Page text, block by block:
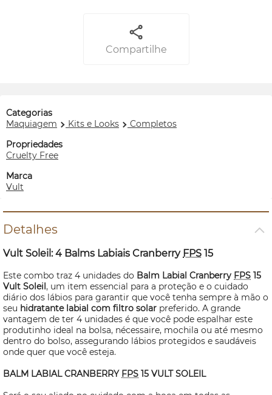
Compartilhe
Categorias
Maquiagem
Kits e Looks
Completos
Propriedades
Cruelty Free
Marca
Vult
Detalhes
Vult Soleil: 4 Balms Labiais Cranberry FPS 15
Este combo traz 4 unidades do Balm Labial Cranberry FPS 15
Vult Soleil, um item essencial para a proteção e o cuidado
diário dos lábios para garantir que você tenha sempre à mão o
seu hidratante labial com filtro solar preferido. A grande
vantagem de ter 4 unidades é que você pode espalhar este
produtinho ideal na bolsa, nécessaire, mochila ou até mesmo
dentro do bolso, assegurando lábios protegidos e saudáveis
onde quer que você esteja.
BALM LABIAL CRANBERRY FPS 15 VULT SOLEIL